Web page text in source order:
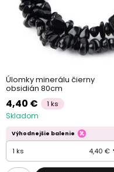
Úlomky minerálu čierny
obsidián 80cm
4,40 € 1 ks
Skladom
Výhodnejšie balenie
1 ks 4,40 €